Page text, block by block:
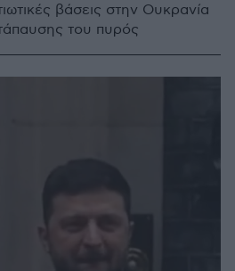
βάσεις στην Ουκρανία
του πυρός